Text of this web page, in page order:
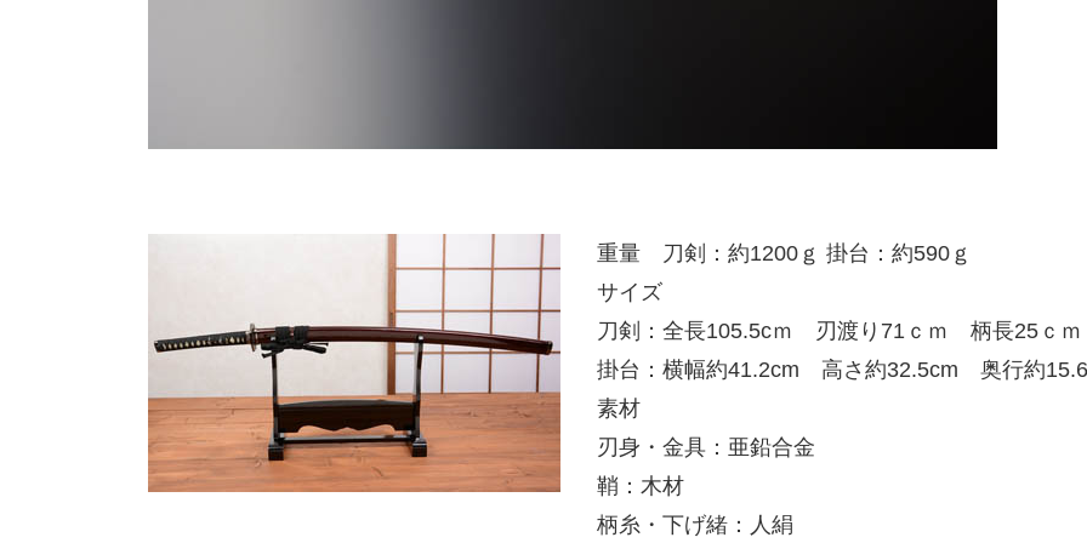
重量 刀剣：約1200ｇ 掛台：約590ｇ
サイズ
刀剣：全長105.5cｍ 刃渡り71ｃｍ 柄長25ｃｍ
掛台：横幅約41.2cm 高さ約32.5cm 奥行約
素材
刃身・金具：亜鉛合金
鞘：木材
柄糸・下げ緒：人絹